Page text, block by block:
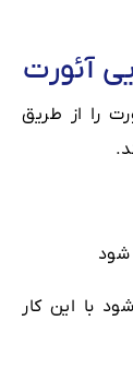
آئورت
را از طریق
شود
با این کار